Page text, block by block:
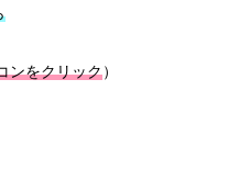
ンをクリック）